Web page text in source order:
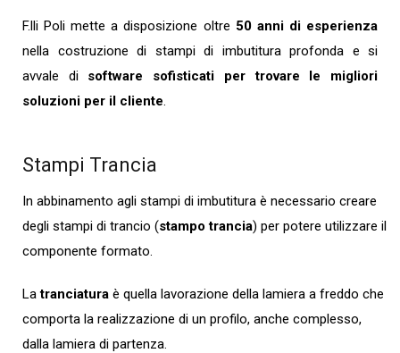
F.lli Poli mette a disposizione oltre 50 anni di esperienza
nella costruzione di stampi di imbutitura profonda e si
avvale di software sofisticati per trovare le migliori
soluzioni per il cliente.
Stampi Trancia
In abbinamento agli stampi di imbutitura è necessario creare
degli stampi di trancio (stampo trancia) per potere utilizzare il
componente formato.
Latranciatura è quella lavorazione della lamiera a freddo che
comporta la realizzazione di un profilo, anche complesso,
dalla lamiera di partenza.